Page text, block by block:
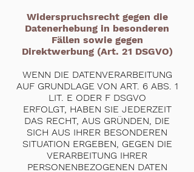
Widerspruchsrecht gegen die
Datenerhebung in besonderen
Fällen sowie gegen
Direktwerbung (Art. 21 DSGVO)
WENN DIE DATENVERARBEITUNG
AUF GRUNDLAGE VON ART. 6 ABS. 1
LIT. E ODER F DSGVO
ERFOLGT, HABEN SIE JEDERZEIT
DAS RECHT, AUS GRÜNDEN, DIE
SICH AUS IHRER BESONDEREN
SITUATION ERGEBEN, GEGEN DIE
VERARBEITUNG IHRER
PERSONENBEZOGENEN DATEN